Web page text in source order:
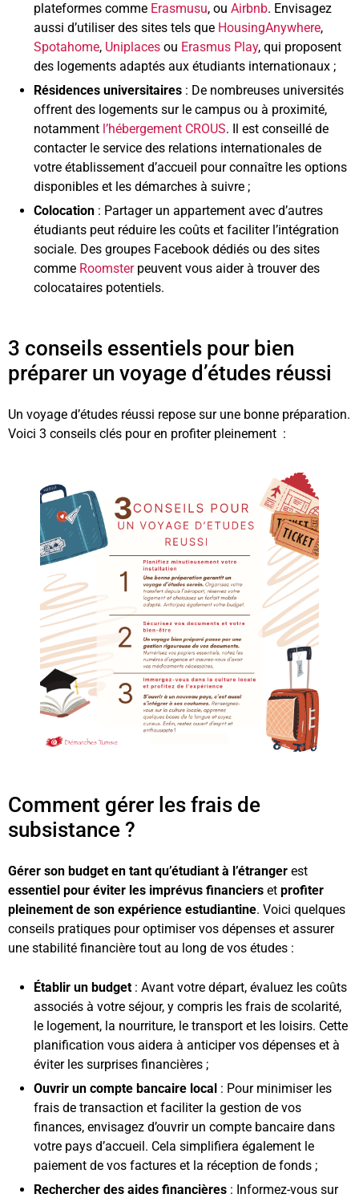
plateformes comme Erasmusu, ou Airbnb. Envisagez
aussi d’utiliser des sites tels que HousingAnywhere,
Spotahome, Uniplaces ou Erasmus Play, qui proposent
des logements adaptés aux étudiants internationaux ;
Résidences universitaires : De nombreuses universités
offrent des logements sur le campus ou à proximité,
notamment l’hébergement CROUS. Il est conseillé de
contacter le service des relations internationales de
votre établissement d’accueil pour connaître les options
disponibles et les démarches à suivre ;
Colocation : Partager un appartement avec d’autres
étudiants peut réduire les coûts et faciliter l’intégration
sociale. Des groupes Facebook dédiés ou des sites
comme Roomsterpeuvent vous aider à trouver des
colocataires potentiels.
3 conseils essentiels pour bien
préparer un voyage d’études réussi
Un voyage d’études réussi repose sur une bonne préparation.
Voici 3 conseils clés pour en profiter pleinement :
Comment gérer les frais de
subsistance ?
Gérer son budget en tant qu’étudiant à l’étranger est
essentiel pour éviter les imprévus financiers et profiter
pleinement de son expérience estudiantine. Voici quelques
conseils pratiques pour optimiser vos dépenses et assurer
une stabilité financière tout au long de vos études :
Établir un budget : Avant votre départ, évaluez les coûts
associés à votre séjour, y compris les frais de scolarité,
le logement, la nourriture, le transport et les loisirs. Cette
planification vous aidera à anticiper vos dépenses et à
éviter les surprises financières ;
Ouvrir un compte bancaire local : Pour minimiser les
frais de transaction et faciliter la gestion de vos
finances, envisagez d’ouvrir un compte bancaire dans
votre pays d’accueil. Cela simplifiera également le
paiement de vos factures et la réception de fonds ;
Rechercher des aides financières : Informez-vous sur